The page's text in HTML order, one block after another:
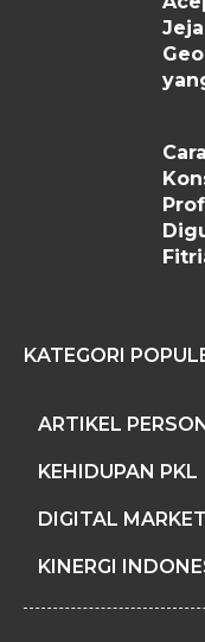
KATEGORI
ARTIKEL
KEHIDUPAN PKL
DIGITAL
KINERGI